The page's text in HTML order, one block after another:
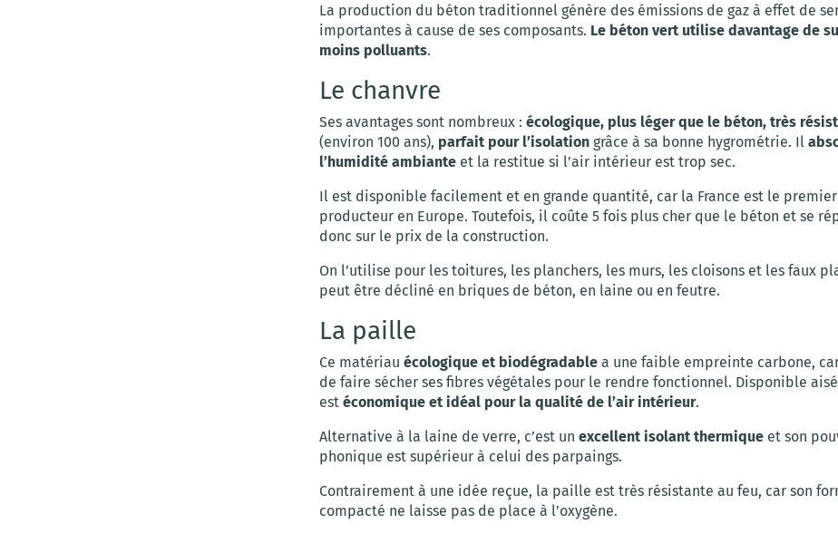
La production du béton traditionnel génère des émissions de gaz à effet de
importantes à cause de ses composants. Le béton vert utilise davantage de
moins polluants.
Le chanvre
Ses avantages sont nombreux : écologique, plus léger que le béton, très
(environ 100 ans), parfait pour l’isolation grâce à sa bonne hygrométrie. Il
l’humidité ambiante et la restitue si l’air intérieur est trop sec.
Il est disponible facilement et en grande quantité, car la France est le premier
producteur en Europe. Toutefois, il coûte 5 fois plus cher que le béton et se
donc sur le prix de la construction.
On l’utilise pour les toitures, les planchers, les murs, les cloisons et les faux
peut être décliné en briques de béton, en laine ou en feutre.
La paille
Ce matériau écologique et biodégradable a une faible empreinte carbone,
de faire sécher ses fibres végétales pour le rendre fonctionnel. Disponible
est économique et idéal pour la qualité de l’air intérieur.
Alternative à la laine de verre, c’est un excellent isolant thermique et son
phonique est supérieur à celui des parpaings.
Contrairement à une idée reçue, la paille est très résistante au feu, car son
compacté ne laisse pas de place à l’oxygène.